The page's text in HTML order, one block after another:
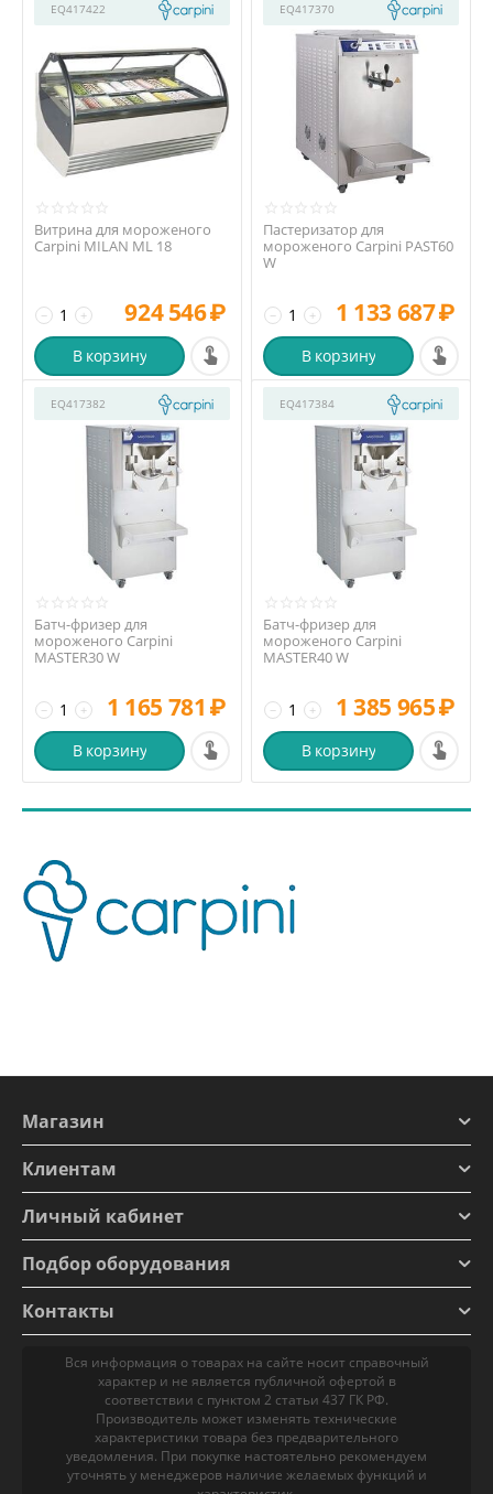
EQ417422
Витрина для мороженого
Carpini MILAN ML 18
+
− 924 546₽
В корзину
EQ417370
Пастеризатор для
мороженого Carpini PAST60
W
+
− 1 133 687₽
В корзину
EQ417382
Батч-фризер для
мороженого Carpini
MASTER30 W
+
− 1 165 781 ₽
В корзину
EQ417384
Батч-фризер для
мороженого Carpini
MASTER40 W
+
− 1 385 965₽
В корзину
Магазин
Клиентам
Личный кабинет
Подбор оборудования
Контакты
Вся информация о товарах на сайте носит справочный
характер и не является публичной офертой в
соответствии с пунктом 2 статьи 437 ГК РФ.
Производитель может изменять технические
характеристики товара без предварительного
уведомления. При покупке настоятельно рекомендуем
уточнять у менеджеров наличие желаемых функций и